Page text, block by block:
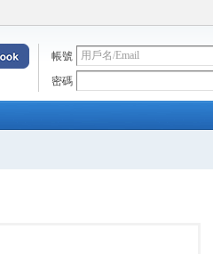
帳號
密碼